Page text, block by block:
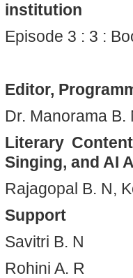
institution
Episode 3 : 3 :
Editor,
Dr. Manorama B.
Literary
Singing, and AI
Rajagopal B. N,
Support
Savitri B. N
Rohini A. R